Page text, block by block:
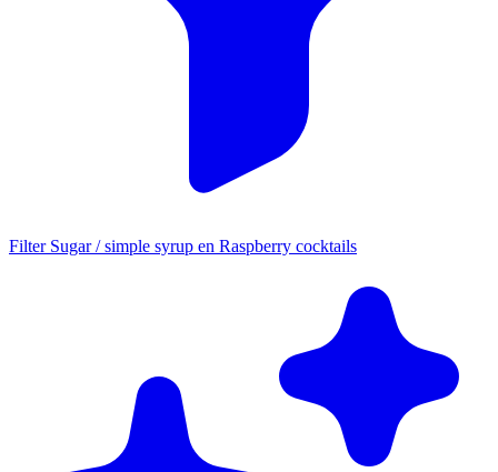
Filter Sugar / simple syrup en Raspberry cocktails